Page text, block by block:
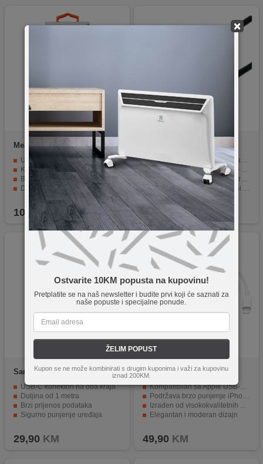
×
Ostvarite 10KM popusta na kupovinu!
Pretplatite se na naš newsletter i budite prvi koji će saznati za
naše popuste i specijalne ponude.
ŽELIM POPUST
Kupon se ne može kombinirati s drugim kuponima i važi za kupovinu
iznad 200KM.
MeanIT KABEL ZA
SMARTPHONE
Univerzalni kabl za Smartphone.
Kompatibilan s USB i USB C.
Brzina prijenosa podataka od 10Gbps.
Duljina od 2 metra.
Snaga od 2A za brzo punjenje.
10,00 KM
Svestranost: Zamjenjuje 4 različita kabela.
Kompatibilnost: Podržava C-C / C-microUSB / C-USB A / USB A-microUSB konekcije.
Brzo punjenje: Podržava normalno, QC i PD brzo punjenje.
Pouzdanost: Masivni metalni oklop utikača i upleteni kabel bez zapetljavanja.
Dužina: 1.5 metra, omogućava punjenje na udaljenim mjestima.
21,90 KM
Samsung
EP-
DN975BBEGWW
USB-C konektori na oba kraja
Duljina od 1 metra
Brzi prijenos podataka
Sigurno punjenje uređaja
29,90 KM
Apple MUQ93ZM/A
Kompatibilan sa Apple USB-C adapterima
Podržava brzo punjenje iPhone i iPad-a
Izrađen od visokokvalitetnih materijala
Elegantan i moderan dizajn
49,90 KM